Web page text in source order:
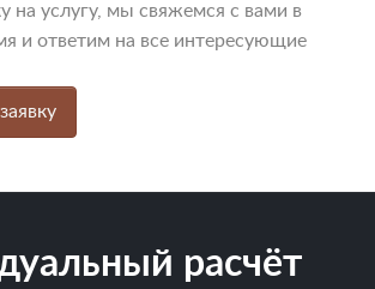
на услугу, мы свяжемся с вами в
и ответим на все интересующие
расчёт